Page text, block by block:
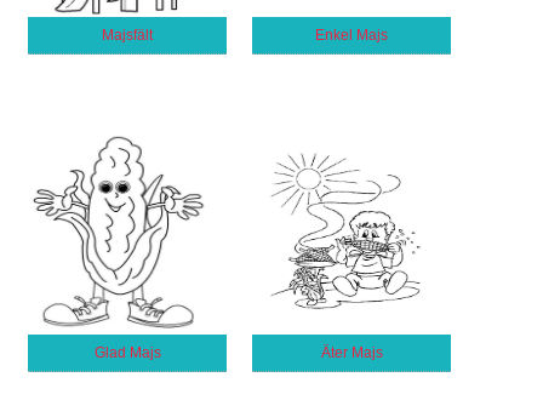
Majsfält Enkel Majs
Glad Majs Äter Majs